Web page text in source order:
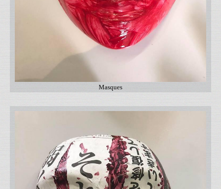
Masques